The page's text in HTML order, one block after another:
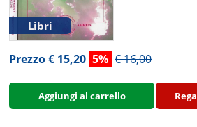
Libri
Prezzo € 15,20 5% € 16,00
Aggiungi al carrello